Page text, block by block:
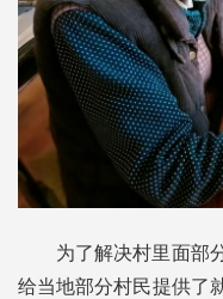
为了解决村里面部
给当地部分村民提供了